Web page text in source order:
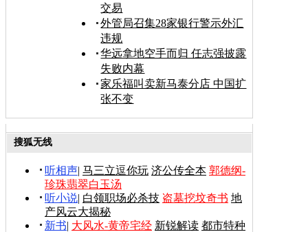
交易
外管局召集28家银行警示外汇
违规
华远拿地空手而归 任志强披露
失败内幕
家乐福叫卖新马泰分店 中国扩
张不变
搜狐无线
听相声| 马三立逗你玩 济公传全本 郭德纲-
珍珠翡翠白玉汤
听小说| 白领职场必杀技 盗墓挖坟奇书 地
产风云大揭秘
新书| 大风水-黄帝宅经 新锐解读 都市特种